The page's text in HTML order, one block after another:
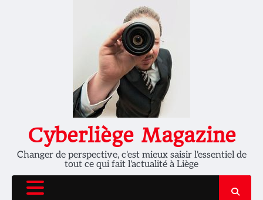
Cyberliège Magazine
Changer de perspective, c'est mieux saisir l'essentiel de
tout ce qui fait l'actualité à Liège